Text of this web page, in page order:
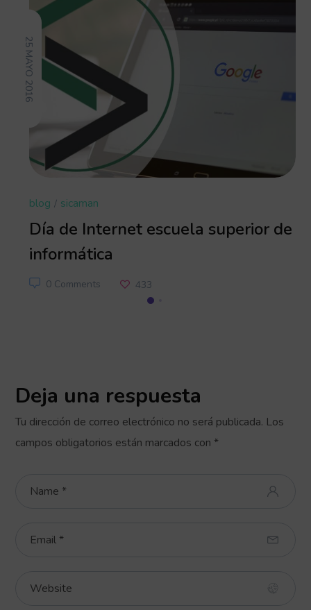
25 MAYO 2016
blog sicaman
Día de Internet escuela superior de
informática
433
0 Comments
Deja una respuesta
Tu dirección de correo electrónico no será publicada. Los
campos obligatorios están marcados con *